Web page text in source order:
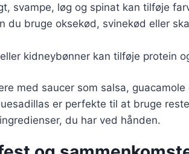
svampe, løg og spinat kan tilføje
du bruge oksekød, svinekød eller
kidneybønner kan tilføje protein
med saucer som salsa,
er perfekte til at bruge
du har ved hånden.